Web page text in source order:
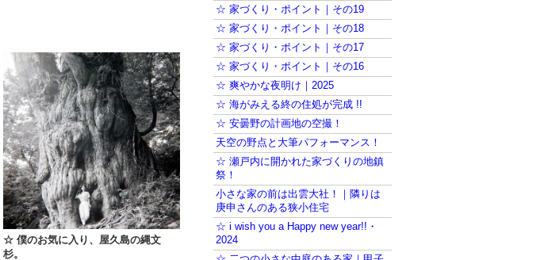
☆ 僕のお気に入り、屋久島の縄文
杉。
☆ 家づくり・ポイント｜その19
☆ 家づくり・ポイント｜その18
☆ 家づくり・ポイント｜その17
☆ 家づくり・ポイント｜その16
☆ 爽やかな夜明け｜2025
☆ 海がみえる終の住処が完成 !!
☆ 安曇野の計画地の空撮！
天空の野点と大筆パフォーマンス！
☆ 瀬戸内に開かれた家づくりの地鎮
祭！
小さな家の前は出雲大社！｜隣りは
庚申さんのある狭小住宅
☆ i wish you a Happy new year!!・
2024